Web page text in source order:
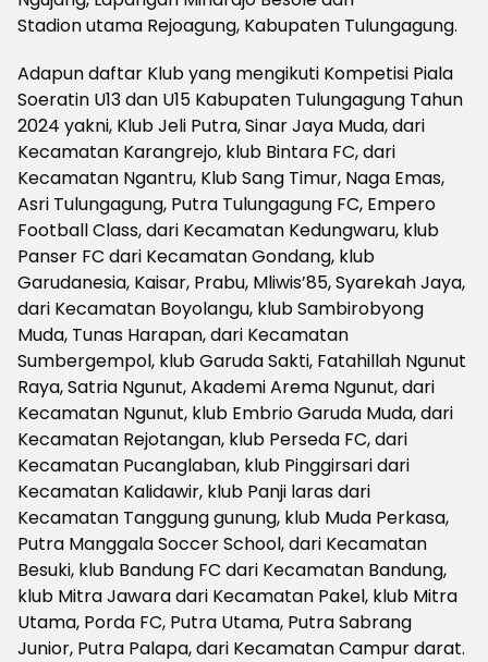
Stadion utama Rejoagung, Kabupaten Tulungagung.
Adapun daftar Klub yang mengikuti Kompetisi Piala
Soeratin U13 dan U15 Kabupaten Tulungagung Tahun
2024 yakni, Klub Jeli Putra, Sinar Jaya Muda, dari
Kecamatan Karangrejo, klub Bintara FC, dari
Kecamatan Ngantru, Klub Sang Timur, Naga Emas,
Asri Tulungagung, Putra Tulungagung FC, Empero
Football Class, dari Kecamatan Kedungwaru, klub
Panser FC dari Kecamatan Gondang, klub
Garudanesia, Kaisar, Prabu, Mliwis’85, Syarekah Jaya,
dari Kecamatan Boyolangu, klub Sambirobyong
Muda, Tunas Harapan, dari Kecamatan
Sumbergempol, klub Garuda Sakti, Fatahillah Ngunut
Raya, Satria Ngunut, Akademi Arema Ngunut, dari
Kecamatan Ngunut, klub Embrio Garuda Muda, dari
Kecamatan Rejotangan, klub Perseda FC, dari
Kecamatan Pucanglaban, klub Pinggirsari dari
Kecamatan Kalidawir, klub Panji laras dari
Kecamatan Tanggung gunung, klub Muda Perkasa,
Putra Manggala Soccer School, dari Kecamatan
Besuki, klub Bandung FC dari Kecamatan Bandung,
klub Mitra Jawara dari Kecamatan Pakel, klub Mitra
Utama, Porda FC, Putra Utama, Putra Sabrang
Junior, Putra Palapa, dari Kecamatan Campur darat.